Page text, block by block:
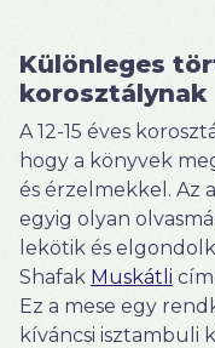
Különleges
korosztálynak
A 12-15 éves
hogy a könyvek
és érzelmekkel. Az
egyig olyan
lekötik és
Shafak Muskátli
Ez ​a mese egy
kíváncsi isztambuli